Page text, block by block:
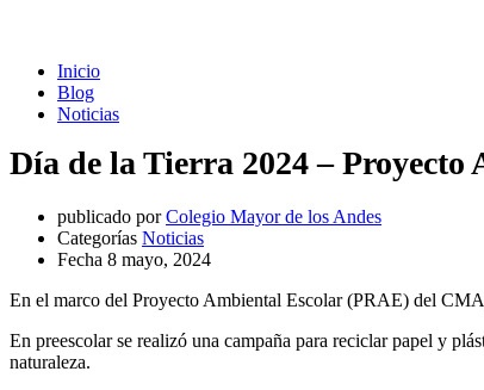
Inicio
Blog
Noticias
Día de la Tierra 2024 – Proyecto
publicado por Colegio Mayor de los Andes
Categorías Noticias
Fecha 8 mayo, 2024
En el marco del Proyecto Ambiental Escolar (PRAE) del
En preescolar se realizó una campaña para reciclar papel y
naturaleza.